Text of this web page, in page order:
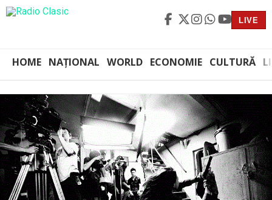
LIVE
HOME NAȚIONAL WORLD ECONOMIE CULTURĂ